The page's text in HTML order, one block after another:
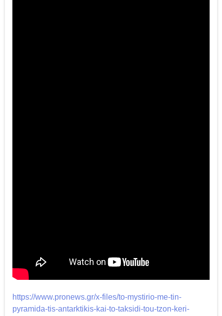
https://www.pronews.gr/x-files/to-mystirio-me-tin-
pyramida-tis-antarktikis-kai-to-taksidi-tou-tzon-keri-